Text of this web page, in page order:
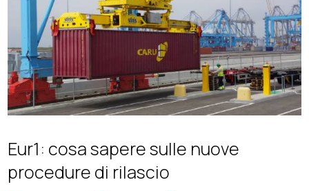
Eur1: cosa sapere sulle nuove
procedure di rilascio